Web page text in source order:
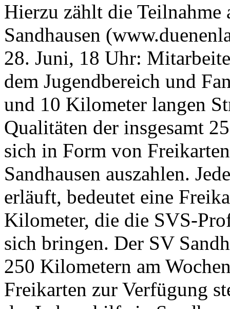
Hierzu zählt die
Sandhausen
28. Juni, 18 Uhr:
dem Jugendbereich und
und 10 Kilometer langen
Qualitäten der insgesamt
sich in Form von
Sandhausen auszahlen.
erläuft, bedeutet eine
Kilometer, die die SVS-
sich bringen. Der SV
250 Kilometern am
Freikarten zur Verfügung